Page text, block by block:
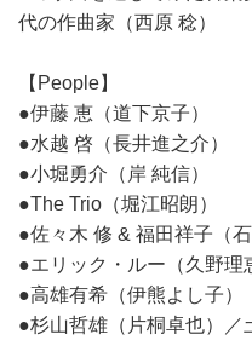
代の作曲家（西原 稔）
【People】
●伊藤 恵（道下京子）
●水越 啓（長井進之介）
●小堀勇介（岸 純信）
●The Trio（堀江昭朗）
●佐々木 修 & 福田祥子（石
●エリック・ルー（久野理
●高雄有希（伊熊よし子）
●杉山哲雄（片桐卓也）／